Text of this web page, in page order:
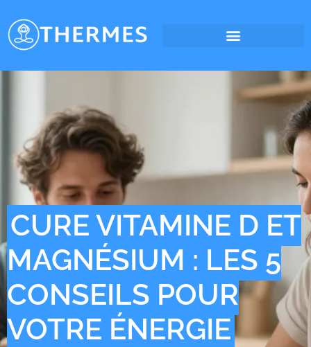
CURE VITAMINE D ET
MAGNÉSIUM : LES 5
CONSEILS POUR
VOTRE ÉNERGIE